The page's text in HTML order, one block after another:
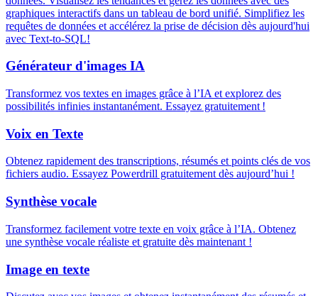
graphiques interactifs dans un tableau de bord unifié. Simplifiez les
requêtes de données et accélérez la prise de décision dès aujourd'hui
avec Text-to-SQL!
Générateur d'images IA
Transformez vos textes en images grâce à l’IA et explorez des
possibilités infinies instantanément. Essayez gratuitement !
Voix en Texte
Obtenez rapidement des transcriptions, résumés et points clés de vos
fichiers audio. Essayez Powerdrill gratuitement dès aujourd’hui !
Synthèse vocale
Transformez facilement votre texte en voix grâce à l’IA. Obtenez
une synthèse vocale réaliste et gratuite dès maintenant !
Image en texte